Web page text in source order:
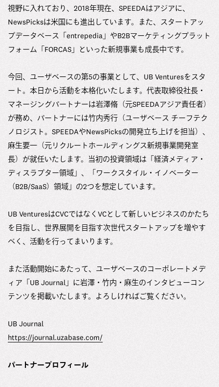
視野に入れており、2018年現在、SPEEDAはアジアに、
NewsPicksは米国にも進出しています。また、スタートアッ
プデータベース「entrepedia」やB2Bマーケティングプラット
フォーム「FORCAS」といった新規事業も成長中です。
今回、ユーザベースの第5の事業として、UB Venturesをスタ
ート。本日から活動を本格化いたします。代表取締役社長・
マネージングパートナーは岩澤脩（元SPEEDAアジア責任者）
が務め、パートナーには竹内秀行（ユーザベース チーフテク
ノロジスト。SPEEDAやNewsPicksの開発立ち上げを担当）、
麻生要一（元リクルートホールディングス新規事業開発室
長）が就任いたします。当初の投資領域は「経済メディア・
ディスラプター領域」、「ワークスタイル・イノベーター
（B2B/SaaS）領域」の2つを想定しています。
UB VenturesはCVCではなくVCとして新しいビジネスのかたち
を目指し、世界展開を目指す次世代スタートアップを増やす
べく、活動を行ってまいります。
また活動開始にあたって、ユーザベースのコーポレートメデ
ィア「UB Journal」に岩澤・竹内・麻生のインタビューコン
テンツを掲載いたします。よろしければご覧ください。
UB Journal
https://journal.uzabase.com/
パートナープロフィール